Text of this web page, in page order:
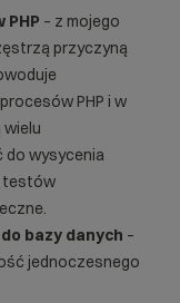
– z mojego
przyczyną
PHP i w
wielu
do wysycenia
testów
bazy danych –
jednoczesnego